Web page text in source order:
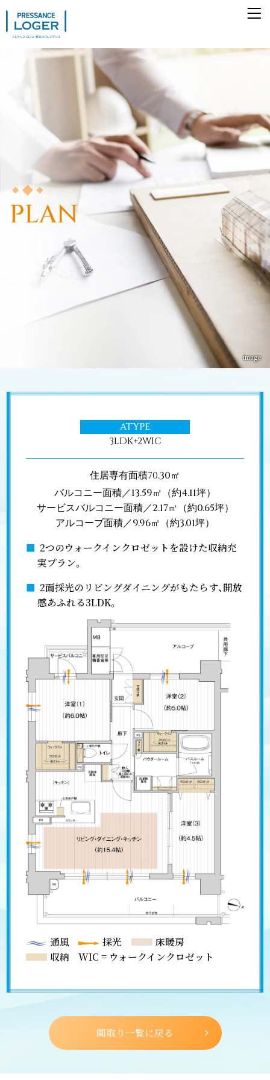
image
ATYPE
3LDK+2WIC
住居専有面積70.30㎡
バルコニー面積／13.59㎡（約4.11坪）
サービスバルコニー面積／2.17㎡（約0.65坪）
アルコーブ面積／9.96㎡（約3.01坪）
■ 2つのウォークインクロゼットを設けた収納充
実プラン。
■ 2面採光のリビングダイニングがもたらす、開放
感あふれる3LDK。
通風 採光
床暖房
収納
WIC = ウォークインクロゼット
間取り一覧に戻る